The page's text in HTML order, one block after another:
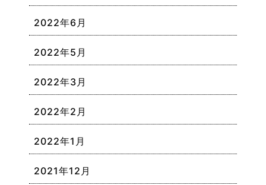
2022年6月
2022年5月
2022年3月
2022年2月
2022年1月
2021年12月